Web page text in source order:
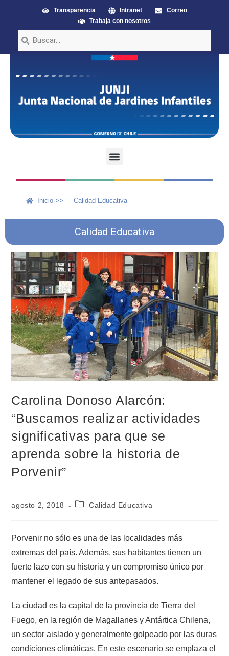
Transparencia Intranet
Correo
Trabaja con nosotros
Inicio >> Calidad Educativa
Calidad Educativa
Carolina Donoso Alarcón:
“Buscamos realizar actividades
significativas para que se
aprenda sobre la historia de
Porvenir”
agosto 2, 2018 Calidad Educativa
Porvenir no sólo es una de las localidades más
extremas del país. Además, sus habitantes tienen un
fuerte lazo con su historia y un compromiso único por
mantener el legado de sus antepasados.
La ciudad es la capital de la provincia de Tierra del
Fuego, en la región de Magallanes y Antártica Chilena,
un sector aislado y generalmente golpeado por las duras
condiciones climáticas. En este escenario se emplaza el